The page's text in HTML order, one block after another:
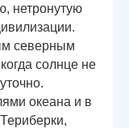
нетронутую
северным
солнце не
океана и в